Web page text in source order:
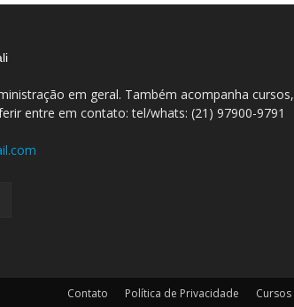
em geral. Também acompanha cursos,
entre em contato: tel/whats: (21) 97900-9791
Contato Política de Privacidade Cursos